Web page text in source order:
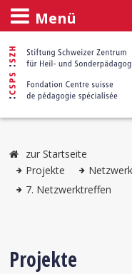
Menü
zur Startseite
Projekte
7. Netzwerktreffen
Projekte